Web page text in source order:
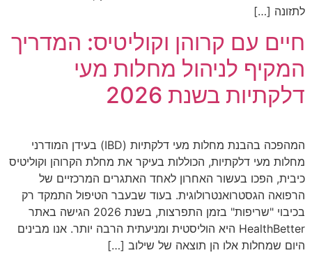
לתזונה […]
חיים עם קרוהן וקוליטיס: המדריך
המקיף לניהול מחלות מעי
דלקתיות בשנת 2026
המהפכה בהבנת מחלות מעי דלקתיות (IBD) בעידן המודרני
מחלות מעי דלקתיות, הכוללות בעיקר את מחלת הקרוהן וקוליטיס
כיבית, הפכו בעשור האחרון לאחד האתגרים המרכזיים של
הרפואה הגסטרואנטרולוגית. בעוד שבעבר הטיפול התמקד רק
בכיבוי "שריפות" בזמן התפרצות, בשנת 2026 הגישה באתר
HealthBetter היא הוליסטית ומניעתית הרבה יותר. אנו מבינים
היום שמחלות אלו הן תוצאה של שילוב […]